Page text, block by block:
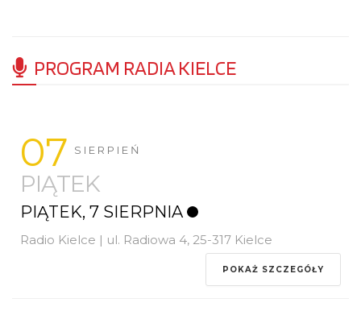
PROGRAM RADIA KIELCE
07 SIERPIEŃ
PIĄTEK
PIĄTEK, 7 SIERPNIA
Radio Kielce | ul. Radiowa 4, 25-317 Kielce
POKAŻ SZCZEGÓŁY